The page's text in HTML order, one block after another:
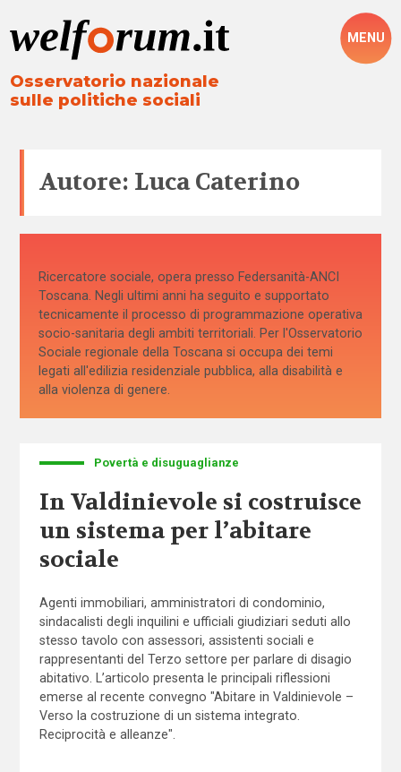
Osservatorio nazionale
sulle politiche sociali
MENU
Autore: Luca Caterino
Ricercatore sociale, opera presso Federsanità-ANCI
Toscana. Negli ultimi anni ha seguito e supportato
tecnicamente il processo di programmazione operativa
socio-sanitaria degli ambiti territoriali. Per l'Osservatorio
Sociale regionale della Toscana si occupa dei temi
legati all'edilizia residenziale pubblica, alla disabilità e
alla violenza di genere.
Povertà e disuguaglianze
In Valdinievole si costruisce
un sistema per l’abitare
sociale
Agenti immobiliari, amministratori di condominio,
sindacalisti degli inquilini e ufficiali giudiziari seduti allo
stesso tavolo con assessori, assistenti sociali e
rappresentanti del Terzo settore per parlare di disagio
abitativo. L’articolo presenta le principali riflessioni
emerse al recente convegno "Abitare in Valdinievole –
Verso la costruzione di un sistema integrato.
Reciprocità e alleanze".